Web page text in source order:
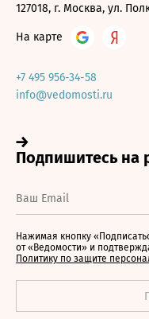
127018, г. Москва, ул.
На карте
+7 495 956-34-58
info@vedomosti.ru
Нажимая кнопку
от «Ведомости» и
Политику по защите